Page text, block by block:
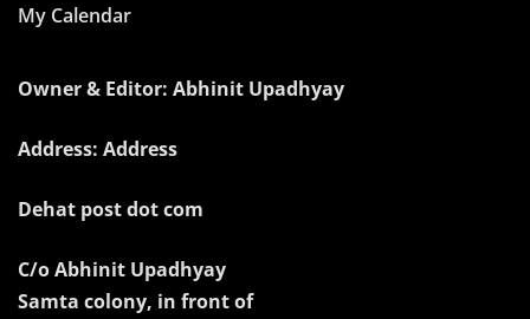
My Calendar
Owner & Editor: Abhinit Upadhyay
Address: Address
Dehat post dot com
C/o Abhinit Upadhyay
Samta colony, in front of